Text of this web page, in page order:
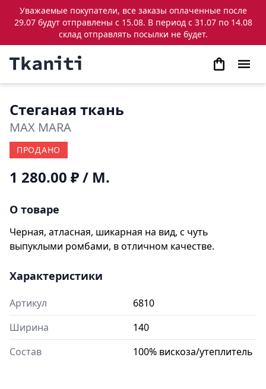
Уважаемые покупатели, все заказы оплаченные после
29.07 будут отправлены с 15.08. В период с 31.07 по 14.08
склад отправлять посылки не будет.
Стеганая ткань
MAX MARA
ПРОДАНО
1 280.00 ₽/ М.
О товаре
Черная, атласная, шикарная на вид, с чуть
выпуклыми ромбами, в отличном качестве.
Характеристики
Артикул
6810
Ширина
140
Состав
100% вискоза/утеплитель